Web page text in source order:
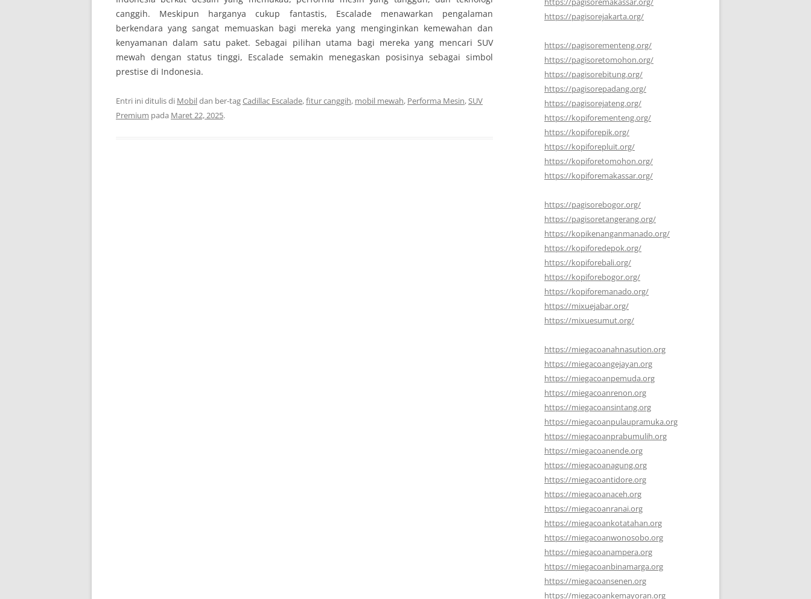
canggih. Meskipun harganya cukup fantastis, Escalade menawarkan pengalaman
berkendara yang sangat memuaskan bagi mereka yang menginginkan kemewahan dan
kenyamanan dalam satu paket. Sebagai pilihan utama bagi mereka yang mencari SUV
mewah dengan status tinggi, Escalade semakin menegaskan posisinya sebagai simbol
prestise di Indonesia.
Entri ini ditulis di Mobildan ber-tagCadillac Escalade,fitur canggih, mobil mewah, Performa Mesin,SUV
Premium pada Maret 22, 2025.
https://pagisorejakarta.org/
https://pagisorementeng.org/
https://pagisoretomohon.org/
https://pagisorebitung.org/
https://pagisorepadang.org/
https://pagisorejateng.org/
https://kopiforementeng.org/
https://kopiforepik.org/
https://kopiforepluit.org/
https://kopiforetomohon.org/
https://kopiforemakassar.org/
https://pagisorebogor.org/
https://pagisoretangerang.org/
https://kopikenanganmanado.org/
https://kopiforedepok.org/
https://kopiforebali.org/
https://kopiforebogor.org/
https://kopiforemanado.org/
https://mixuejabar.org/
https://mixuesumut.org/
https://miegacoanahnasution.org
https://miegacoangejayan.org
https://miegacoanpemuda.org
https://miegacoanrenon.org
https://miegacoansintang.org
https://miegacoanpulaupramuka.org
https://miegacoanprabumulih.org
https://miegacoanende.org
https://miegacoanagung.org
https://miegacoantidore.org
https://miegacoanaceh.org
https://miegacoanranai.org
https://miegacoankotatahan.org
https://miegacoanwonosobo.org
https://miegacoanampera.org
https://miegacoanbinamarga.org
https://miegacoansenen.org
https://miegacoankemayoran.org